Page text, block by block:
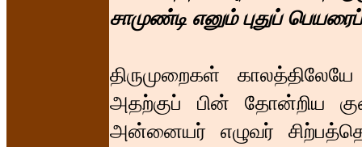
சாமுண்டி எனும் புதுப்
திருமுறைகள்
அதற்குப் பின் தோன்றிய
அன்னையர் எழுவர்